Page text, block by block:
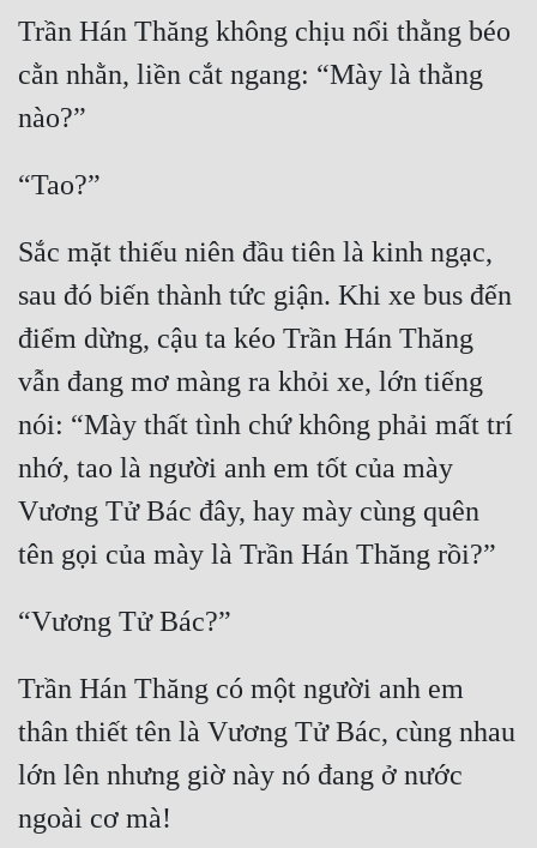
Trần Hán Thăng không chịu nổi thằng béo
cằn nhằn, liền cắt ngang: “Mày là thằng
Sắc mặt thiếu niên đầu tiên là kinh ngạc,
sau đó biến thành tức giận. Khi xe bus đến
điểm dừng, cậu ta kéo Trần Hán Thăng
vẫn đang mơ màng ra khỏi xe, lớn tiếng
nói: “Mày thất tình chứ không phải mất trí
nhớ, tao là người anh em tốt của mày
Vương Tử Bác đây, hay mày cùng quên
Trần Hán Thăng có một người anh em
thân thiết tên là Vương Tử Bác, cùng nhau
lớn lên nhưng giờ này nó đang ở nước